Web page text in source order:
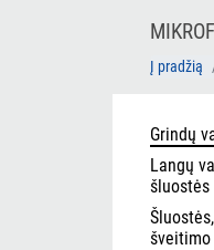
Į pradžią
Grindų
Langų
šluostės
šveitimo